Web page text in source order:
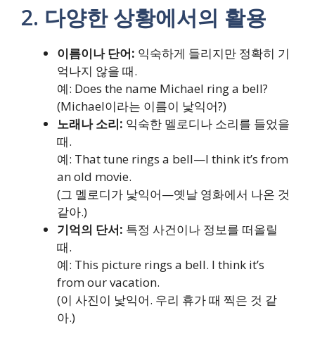
2. 다양한 상황에서의 활용
이름이나 단어: 익숙하게 들리지만 정확히 기
억나지 않을 때.
예: Does the name Michael ring a bell?
(Michael이라는 이름이 낯익어?)
노래나 소리: 익숙한 멜로디나 소리를 들었을
때.
예: That tune rings a bell—I think it’s from
an old movie.
(그 멜로디가 낯익어—옛날 영화에서 나온 것
같아.)
기억의 단서: 특정 사건이나 정보를 떠올릴
때.
예: This picture rings a bell. I think it’s
from our vacation.
(이 사진이 낯익어. 우리 휴가 때 찍은 것 같
아.)